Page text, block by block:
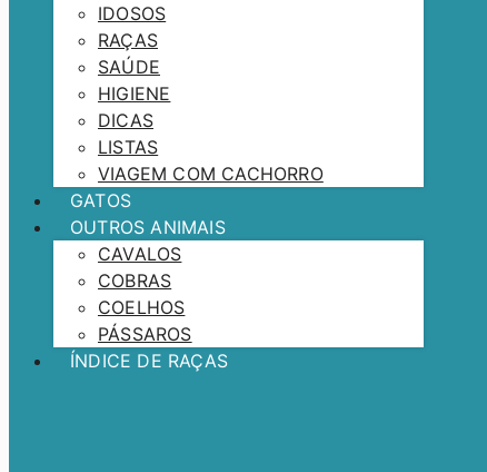
IDOSOS
RAÇAS
SAÚDE
HIGIENE
DICAS
LISTAS
VIAGEM COM CACHORRO
GATOS
OUTROS ANIMAIS
CAVALOS
COBRAS
COELHOS
PÁSSAROS
ÍNDICE DE RAÇAS